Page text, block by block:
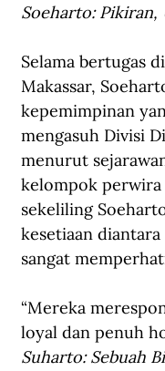
Soeharto: Pikiran,
Selama bertugas
Makassar,
kepemimpinan
mengasuh Divisi
menurut
kelompok perwira
sekeliling
kesetiaan
sangat
“Mereka
loyal dan penuh
Suharto: Sebuah